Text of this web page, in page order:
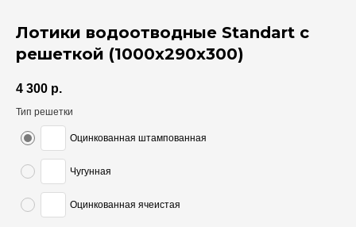
Лотики водоотводные Standart с
решеткой (1000x290x300)
4 300 р.
Тип решетки
Оцинкованная штампованная
Чугунная
Оцинкованная ячеистая